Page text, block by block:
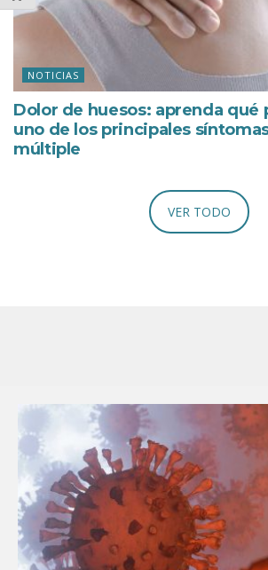
NOTICIAS
Dolor de huesos: aprenda qué
uno de los principales
múltiple
VER TODO